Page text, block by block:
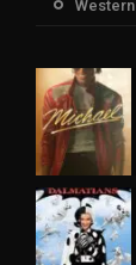
Western